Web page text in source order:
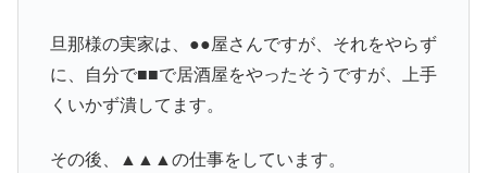
旦那様の実家は、●●屋さんですが、それをやらず
に、自分で■■で居酒屋をやったそうですが、上手
くいかず潰してます。
その後、▲▲▲の仕事をしています。